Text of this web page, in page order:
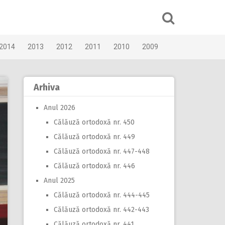
2013 2012 2011 2010 2009
Arhiva
Anul 2026
Călăuză ortodoxă nr. 450
Călăuză ortodoxă nr. 449
Călăuză ortodoxă nr. 447-448
Călăuză ortodoxă nr. 446
Anul 2025
Călăuză ortodoxă nr. 444-445
Călăuză ortodoxă nr. 442-443